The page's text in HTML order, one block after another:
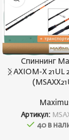
Спиннинг
AXIOM-X 21UL
Артикул:
40 в